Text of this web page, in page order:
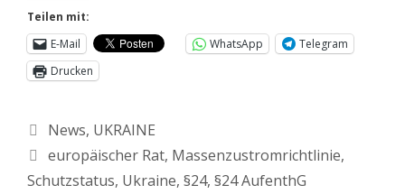
Teilen mit:
E-Mail
WhatsApp
Telegram
Drucken
News, UKRAINE
europäischer Rat, Massenzustromrichtlinie,
Schutzstatus, Ukraine, §24, §24 AufenthG